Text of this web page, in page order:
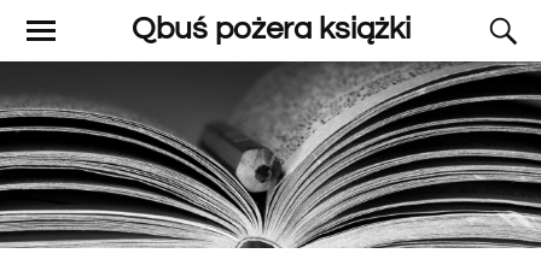
Qbuś pożera książki